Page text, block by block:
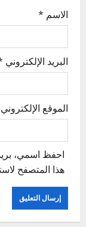
الاسم *
البريد الإلكتروني
الموقع الإلكتروني
احفظ اسمي،
هذا المتصفح